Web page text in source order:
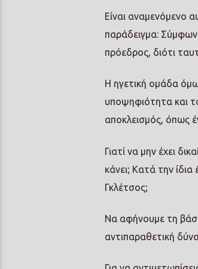
Είναι αναμενόμενο
παράδειγμα:
πρόεδρος, διότι
Η ηγετική ομάδα
υποψηφιότητα και
αποκλεισμός, όπως
Γιατί να μην έχει
κάνει; Κατά την
Γκλέτσος;
Να αφήνουμε τη βάση
αντιπαραθετική